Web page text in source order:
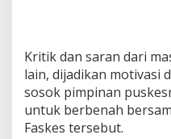
Kritik dan saran dari
lain, dijadikan motivasi
sosok pimpinan
untuk berbenah
Faskes tersebut.